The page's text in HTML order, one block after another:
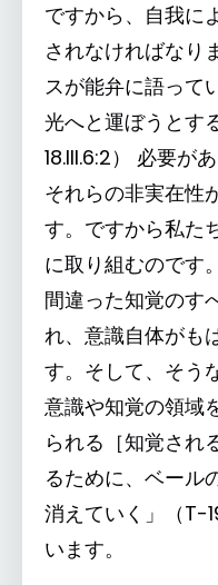
ですから、自我に
されなければなり
スが能弁に語って
光へと運ぼうとす
18.III.6:2） 必要が
それらの非実在性
す。ですから私た
に取り組むのです
間違った知覚のす
れ、意識自体がも
す。そして、そう
意識や知覚の領域
られる［知覚され
るために、ベール
消えていく」（T-
います。